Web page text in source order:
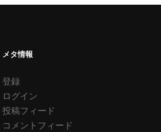
メタ情報
登録
ログイン
投稿フィード
コメントフィード